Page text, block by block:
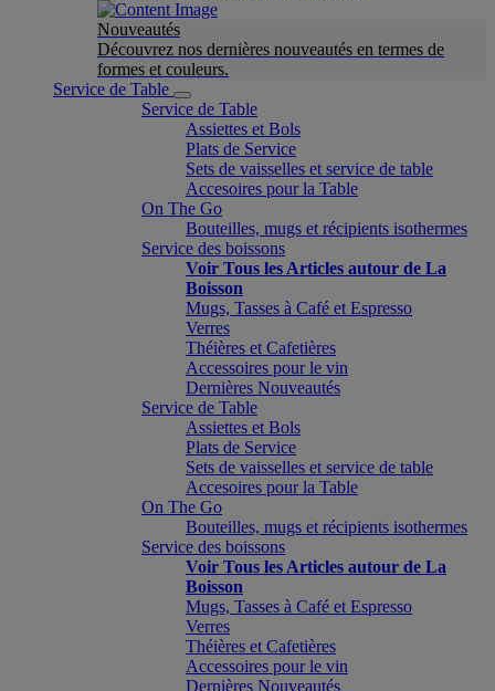
Nouveautés
Découvrez nos dernières nouveautés en termes de
formes et couleurs.
Service de Table
Service de Table
Assiettes et Bols
Plats de Service
Sets de vaisselles et service de table
Accesoires pour la Table
On The Go
Bouteilles, mugs et récipients isothermes
Service des boissons
Voir Tous les Articles autour de La
Boisson
Mugs, Tasses à Café et Espresso
Verres
Théières et Cafetières
Accessoires pour le vin
Dernières Nouveautés
Service de Table
Assiettes et Bols
Plats de Service
Sets de vaisselles et service de table
Accesoires pour la Table
On The Go
Bouteilles, mugs et récipients isothermes
Service des boissons
Voir Tous les Articles autour de La
Boisson
Mugs, Tasses à Café et Espresso
Verres
Théières et Cafetières
Accessoires pour le vin
Dernières Nouveautés